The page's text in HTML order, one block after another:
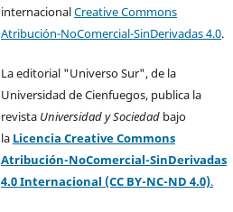
internacionalCreative Commons
Atribución-NoComercial-SinDerivadas 4.0.
La editorial "Universo Sur", de la
Universidad de Cienfuegos, publica la
revista Universidad y Sociedad bajo
la Licencia Creative Commons
Atribución-NoComercial-SinDerivadas
4.0 Internacional (CC BY-NC-ND 4.0).